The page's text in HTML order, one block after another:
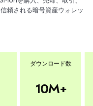
頼される暗号資産ウォレッ
ダウンロード数
10M+